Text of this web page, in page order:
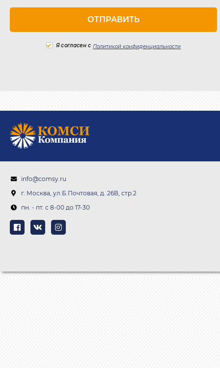
Я согласен с Политикой конфиденциальности
info@comsy.ru
г. Москва, ул.Б.Почтовая, д. 26В, стр.2
пн. - пт. c 8-00 до 17-30